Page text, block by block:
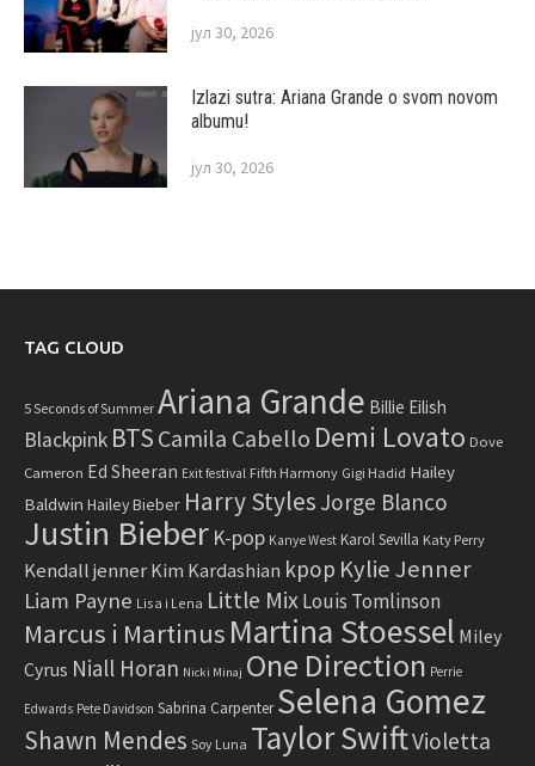
јул 30, 2026
Izlazi sutra: Ariana Grande o svom novom
albumu!
јул 30, 2026
TAG CLOUD
5 Seconds of Summer Ariana Grande Billie Eilish
Blackpink BTS Camila Cabello Demi Lovato Dove
Cameron Ed Sheeran Exit festival Fifth Harmony Gigi Hadid Hailey
Baldwin Hailey Bieber Harry Styles Jorge Blanco
Justin Bieber K-pop Kanye West Karol Sevilla Katy Perry
Kendall jenner Kim Kardashian kpop Kylie Jenner
Liam Payne Lisa i Lena Little MixLouis Tomlinson
Marcus i Martinus Martina Stoessel Miley
Cyrus Niall Horan Nicki Minaj One Direction Perrie
Edwards Pete Davidson Sabrina Carpenter Selena Gomez
Shawn Mendes Soy Luna Taylor SwiftVioletta